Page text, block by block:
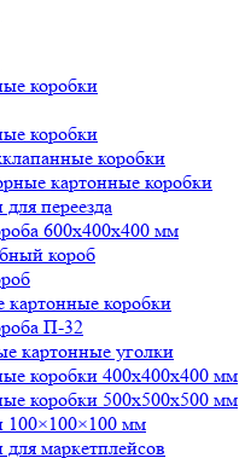
коробки
коробки
коробки
картонные коробки
переезда
600х400х400 мм
короб
картонные коробки
П-32
картонные уголки
коробки 400х400х400 мм
коробки 500х500х500 мм
100×100×100 мм
маркетплейсов